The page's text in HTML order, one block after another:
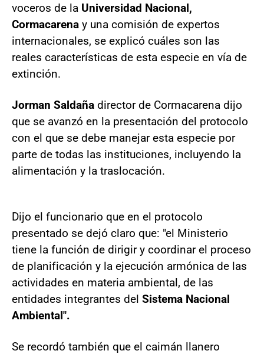
voceros de la Universidad Nacional,
Cormacarena y una comisión de expertos
internacionales, se explicó cuáles son las
reales características de esta especie en vía de
extinción.
Jorman Saldaña director de Cormacarena dijo
que se avanzó en la presentación del protocolo
con el que se debe manejar esta especie por
parte de todas las instituciones, incluyendo la
alimentación y la traslocación.
Dijo el funcionario que en el protocolo
presentado se dejó claro que: "el Ministerio
tiene la función de dirigir y coordinar el proceso
de planificación y la ejecución armónica de las
actividades en materia ambiental, de las
entidades integrantes del Sistema Nacional
Ambiental".
Se recordó también que el caimán llanero